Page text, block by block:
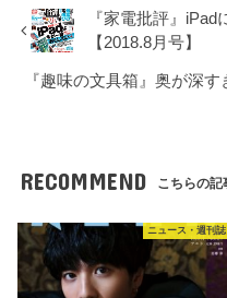
『家電批評』
【2018.8月号】
『趣味の文具箱』奥が深
RECOMMEND こちらの記
ニュース・週刊誌